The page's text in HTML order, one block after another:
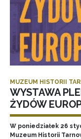
MUZEUM HISTORII
WYSTAWA
ŻYDÓW
W poniedziałek 26
Muzeum Historii